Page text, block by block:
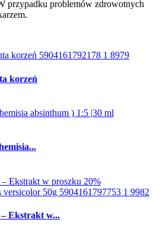
przypadku problemów zdrowotnych
korzeń
Ekstrakt w...